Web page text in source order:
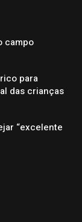
campo
para
das crianças
“excelente